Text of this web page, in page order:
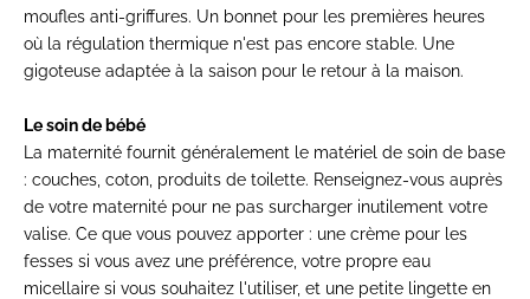
moufles anti-griffures. Un bonnet pour les premières heures
où la régulation thermique n'est pas encore stable. Une
gigoteuse adaptée à la saison pour le retour à la maison.
Le soin de bébé
La maternité fournit généralement le matériel de soin de base
: couches, coton, produits de toilette. Renseignez-vous auprès
de votre maternité pour ne pas surcharger inutilement votre
valise. Ce que vous pouvez apporter : une crème pour les
fesses si vous avez une préférence, votre propre eau
micellaire si vous souhaitez l'utiliser, et une petite lingette en